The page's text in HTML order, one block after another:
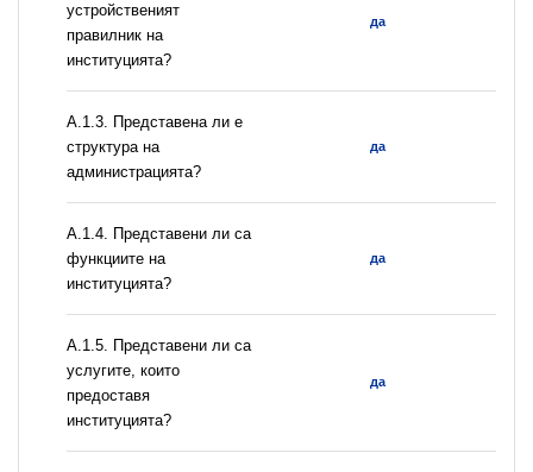
устройственият
правилник на
институцията?
да
A.1.3. Представена ли е
структура на
администрацията?
да
А.1.4. Представени ли са
функциите на
институцията?
да
А.1.5. Представени ли са
услугите, които
предоставя
институцията?
да